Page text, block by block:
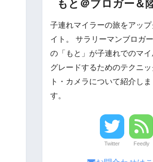
もと＠ブロガー＆
子連れマイラーの旅をアッ
イト。 サラリーマンブロガ
の「もと」が子連れでのマ
グレードするためのテクニ
ト・カメラについて紹介し
す。
Twitter Feedly